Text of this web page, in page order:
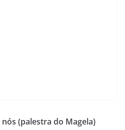
(palestra do Magela)